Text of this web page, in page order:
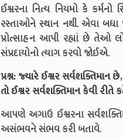
ઈશ્વરના નિત્ય નિયમો કે
રસ્તાઓને સ્થાન નથી. એવા
પ્રોત્સાહન આપી રહ્યાં છે તેઓ
સંપ્રદાયોનો ત્યાગ કરવો જોઈએ.
પ્રશ્ન: જ્યારે ઈશ્વર
તો ઈશ્વર સર્વશક્તિમાન કેવી રીતે
આપણે અગાઉ ઈશ્વરના
અસંભવને સંભવ કરી બતાવે.